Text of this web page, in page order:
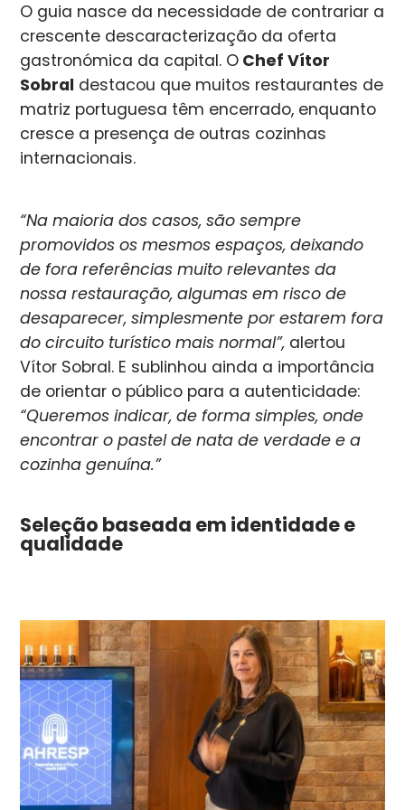
O guia nasce da necessidade de contrariar a
crescente descaracterização da oferta
gastronómica da capital. O Chef Vítor
Sobral destacou que muitos restaurantes de
matriz portuguesa têm encerrado, enquanto
cresce a presença de outras cozinhas
internacionais.
“Na maioria dos casos, são sempre
promovidos os mesmos espaços, deixando
de fora referências muito relevantes da
nossa restauração, algumas em risco de
desaparecer, simplesmente por estarem fora
do circuito turístico mais normal”, alertou
Vítor Sobral. E sublinhou ainda a importância
de orientar o público para a autenticidade:
“Queremos indicar, de forma simples, onde
encontrar o pastel de nata de verdade e a
cozinha genuína.”
Seleção baseada em identidade e
qualidade